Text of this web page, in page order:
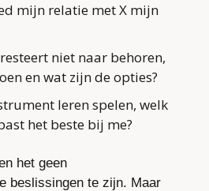
mijn relatie met X mijn
niet naar behoren,
en wat zijn de opties?
leren spelen, welk
het beste bij me?
het geen
beslissingen te zijn. Maar